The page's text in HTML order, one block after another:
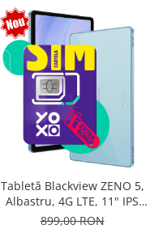
Tabletă Blackview ZENO 5,
Albastru, 4G LTE, 11" IPS
90Hz, 12GB RAM (3GB + 9GB
899,00 RON